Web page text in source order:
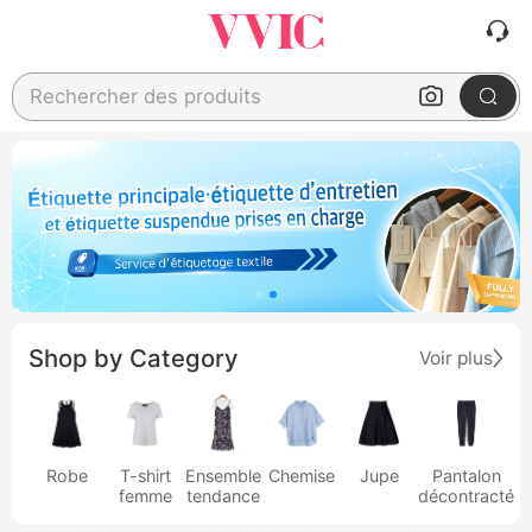
Rechercher des produits
Shop by Category Voir plus
Robe
T-shirt
femme
Ensemble
tendance
Chemise Jupe
Pantalon
décontracté